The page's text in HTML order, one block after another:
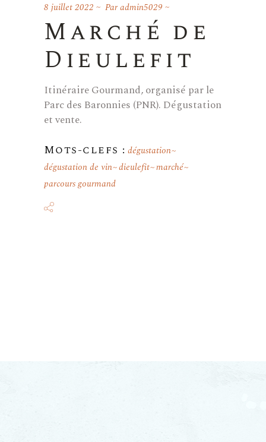
8 juillet 2022 Paradmin5029
Marché de
Dieulefit
Itinéraire Gourmand, organisé par le
Parc des Baronnies (PNR). Dégustation
et vente.
Mots-clefs : dégustation
dégustation de vin dieulefit marché
parcours gourmand